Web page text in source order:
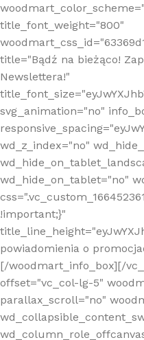
title_font_weight="800"
title="Bądź na bieżąco!
Newslettera!"
svg_animation="no"
wd_z_index="no"
wd_hide_on_tablet="no"
!important;}"
powiadomienia o
[/woodmart_info_box][/
offset="vc_col-lg-5"
parallax_scroll="no"